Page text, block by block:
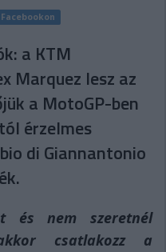
a KTM
Marquez lesz az
a MotoGP-ben
érzelmes
di Giannantonio
és nem szeretnél
csatlakozz a